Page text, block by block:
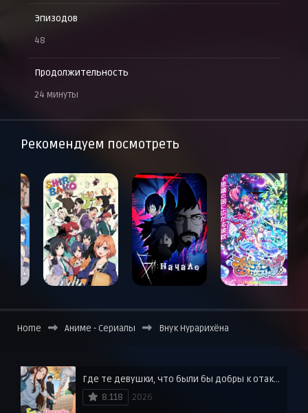
Эпизодов
48
Продолжительность
24 минуты
Рекомендуем посмотреть
Home Аниме - Сериалы Внук Нурарихёна
Где те девушки, что были бы добры к отаку?
8.118
2026